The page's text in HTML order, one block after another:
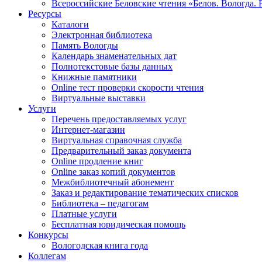
Всероссийские Беловские чтения «Белов. Вологда.
Ресурсы
Каталоги
Электронная библиотека
Память Вологды
Календарь знаменательных дат
Полнотекстовые базы данных
Книжные памятники
Online тест проверки скорости чтения
Виртуальные выставки
Услуги
Перечень предоставляемых услуг
Интернет-магазин
Виртуальная справочная служба
Предварительный заказ документа
Online продление книг
Online заказ копий документов
Межбиблиотечный абонемент
Заказ и редактирование тематических списков
Библиотека – педагогам
Платные услуги
Бесплатная юридическая помощь
Конкурсы
Вологодская книга года
Коллегам